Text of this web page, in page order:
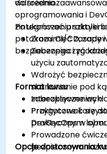
wdrożenia.
do
oprogramowania i
zintegrować praktyki
potokami CI/CD,
bezpiecznego i
Po ukończeniu
Zrozumieć zasady
Zabezpieczyć
użyciu
Wdrożyć
skanowanie pod
zabezpieczeniach.
Przygotować się
praktycznym
Format kursu
Interaktywne
Praktyczne
DevSecOps w
Prowadzone
bezpiecznym
Opcje dostosowania